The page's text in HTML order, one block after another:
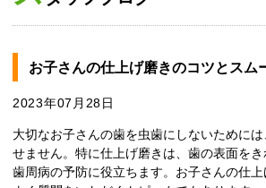
お子さんの仕上げ磨きのコツとスム
2023年07月28日
大切なお子さんの歯を虫歯にしないために
せません。特に仕上げ磨きは、歯の表面を
歯周病の予防に役立ちます。お子さんの仕